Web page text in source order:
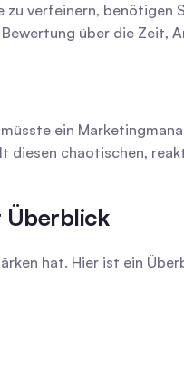
verfeinern, benötigen
über die Zeit,
ein
chaotischen,
Überblick
hat. Hier ist ein